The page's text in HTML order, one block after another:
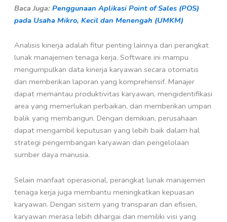
Baca Juga: Penggunaan Aplikasi Point of Sales (POS)
pada Usaha Mikro, Kecil dan Menengah (UMKM)
Analisis kinerja adalah fitur penting lainnya dari perangkat
lunak manajemen tenaga kerja. Software ini mampu
mengumpulkan data kinerja karyawan secara otomatis
dan memberikan laporan yang komprehensif. Manajer
dapat memantau produktivitas karyawan, mengidentifikasi
area yang memerlukan perbaikan, dan memberikan umpan
balik yang membangun. Dengan demikian, perusahaan
dapat mengambil keputusan yang lebih baik dalam hal
strategi pengembangan karyawan dan pengelolaan
sumber daya manusia.
Selain manfaat operasional, perangkat lunak manajemen
tenaga kerja juga membantu meningkatkan kepuasan
karyawan. Dengan sistem yang transparan dan efisien,
karyawan merasa lebih dihargai dan memiliki visi yang